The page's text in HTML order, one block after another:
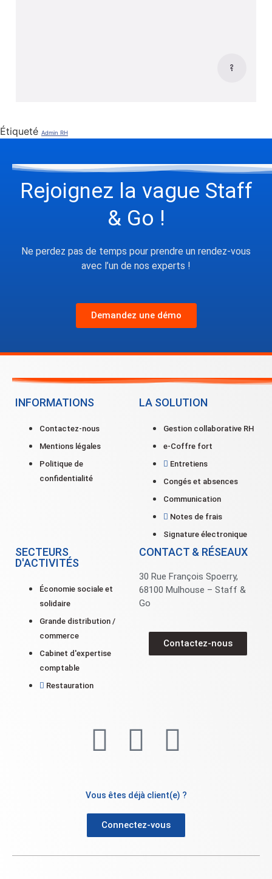
Étiqueté Admin RH
Rejoignez la vague Staff
& Go !
Ne perdez pas de temps pour prendre un rendez-vous
avec l’un de nos experts !
Demandez une démo
INFORMATIONS
Contactez-nous
Mentions légales
Politique de
confidentialité
LA SOLUTION
Gestion collaborative RH
e-Coffre fort
Entretiens
Congés et absences
Communication
Notes de frais
Signature électronique
SECTEURS
D'ACTIVITÉS
Économie sociale et
solidaire
Grande distribution /
commerce
Cabinet d'expertise
comptable
Restauration
CONTACT & RÉSEAUX
30 Rue François Spoerry,
68100 Mulhouse – Staff &
Go
Contactez-nous
Vous êtes déjà client(e) ?
Connectez-vous